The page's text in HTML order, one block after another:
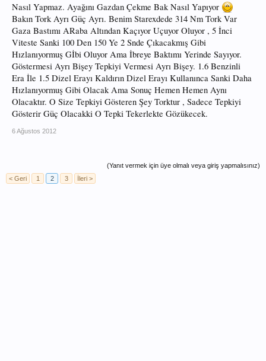
Nasıl Yapmaz. Ayağını Gazdan Çekme Bak Nasıl Yapıyor
Bakın Tork Ayrı Güç Ayrı. Benim Starexdede 314 Nm Tork Var
Gaza Bastımı ARaba Altından Kaçıyor Uçuyor Oluyor , 5 İnci
Viteste Sanki 100 Den 150 Ye 2 Snde Çıkacakmış Gibi
Hızlanıyormuş Gİbi Oluyor Ama İbreye Baktımı Yerinde Sayıyor.
Göstermesi Ayrı Bişey Tepkiyi Vermesi Ayrı Bişey. 1.6 Benzinli
Era İle 1.5 Dizel Erayı Kaldırın Dizel Erayı Kullanınca Sanki Daha
Hızlanıyormuş Gibi Olacak Ama Sonuç Hemen Hemen Aynı
Olacaktır. O Size Tepkiyi Gösteren Şey Torktur , Sadece Tepkiyi
Gösterir Güç Olacakki O Tepki Tekerlekte Gözükecek.
6 Ağustos 2012
(Yanıt vermek için üye olmalı veya giriş yapmalısınız)
< Geri
1 2 3 İleri >